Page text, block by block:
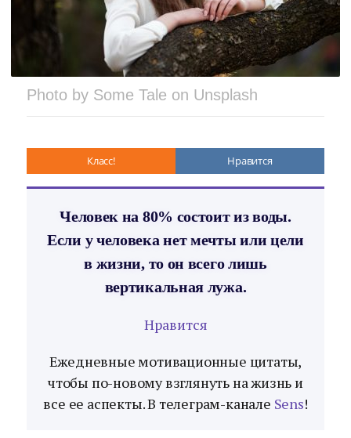
Photo by Some Tale on Unsplash
Класс! Нравится
Человек на 80% состоит из воды.
Если у человека нет мечты или цели
в жизни, то он всего лишь
вертикальная лужа.
Нравится
Ежедневные мотивационные цитаты,
чтобы по-новому взглянуть на жизнь и
все ее аспекты. В телеграм-канале Sens!